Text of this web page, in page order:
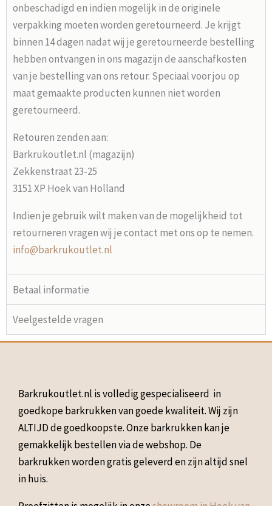
onbeschadigd en indien mogelijk in de originele
verpakking moeten worden geretourneerd. Je krijgt
binnen 14 dagen nadat wij je geretourneerde bestelling
hebben ontvangen in ons magazijn de aanschafkosten
van je bestelling van ons retour. Speciaal voor jou op
maat gemaakte producten kunnen niet worden
geretourneerd.
Retouren zenden aan:
Barkrukoutlet.nl (magazijn)
Zekkenstraat 23-25
3151 XP Hoek van Holland
Indien je gebruik wilt maken van de mogelijkheid tot
retourneren vragen wij je contact met ons op te nemen.
info@barkrukoutlet.nl
Betaal informatie
Veelgestelde vragen
Barkrukoutlet.nl is volledig gespecialiseerd in
goedkope barkrukken van goede kwaliteit. Wij zijn
ALTIJD de goedkoopste. Onze barkrukken kan je
gemakkelijk bestellen via de webshop. De
barkrukken worden gratis geleverd en zijn altijd snel
in huis.